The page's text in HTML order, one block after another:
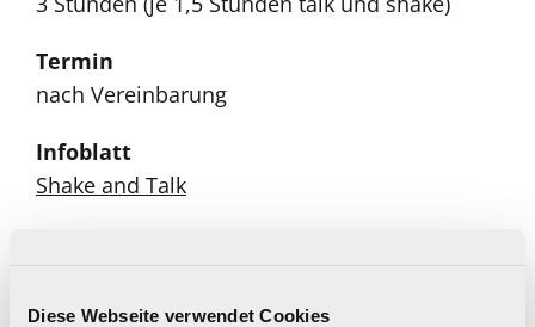
Diese Webseite verwendet Cookies
Termin
nach Vereinbarung
Infoblatt
Shake and Talk